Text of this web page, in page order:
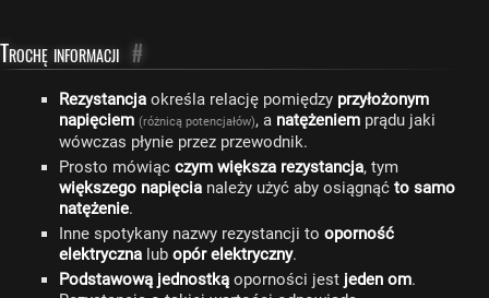
Trochę informacji #
Rezystancja określa relację pomiędzy przyłożonym
napięciem (różnicą potencjałów), a natężeniem prądu jaki
wówczas płynie przez przewodnik.
Prosto mówiąc czym większa rezystancja, tym
większego napięcia należy użyć aby osiągnąć to samo
natężenie.
Inne spotykany nazwy rezystancji to oporność
elektryczna lub opór elektryczny.
Podstawową jednostką oporności jest jeden om.